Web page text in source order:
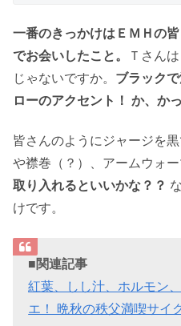
一番のきっかけはＥＭＨの
でお会いしたこと。
Ｔさん
じゃないですか。 ブラック
ローのアクセント！ か、か
皆さんのようにジャージを
や襟巻（？）、アームウォ
取り入れるといいかな？？
けです。
■関連記事
紅葉、しし汁、ホルモン
エ！ 晩秋の秩父満喫サイ